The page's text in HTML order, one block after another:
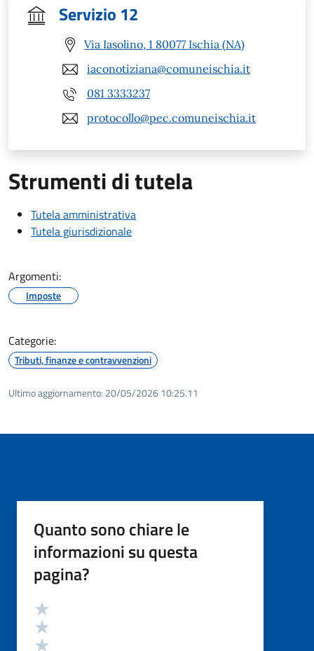
Servizio 12
Via Iasolino, 1 80077 Ischia (NA)
iaconotiziana@comuneischia.it
081 3333237
protocollo@pec.comuneischia.it
Strumenti di tutela
Tutela amministrativa
Tutela giurisdizionale
Argomenti:
Imposte
Categorie:
Tributi, finanze e contravvenzioni
Ultimo aggiornamento: 20/05/2026 10:25.11
Quanto sono chiare le
informazioni su questa
pagina?
Valutazione